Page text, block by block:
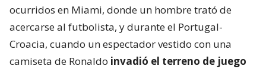
ocurridos en Miami, donde un hombre trató de
acercarse al futbolista, y durante el Portugal-
Croacia, cuando un espectador vestido con una
camiseta de Ronaldo invadió el terreno de juego